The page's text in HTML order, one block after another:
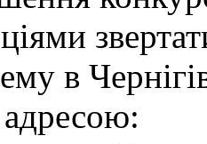
в
адресою: